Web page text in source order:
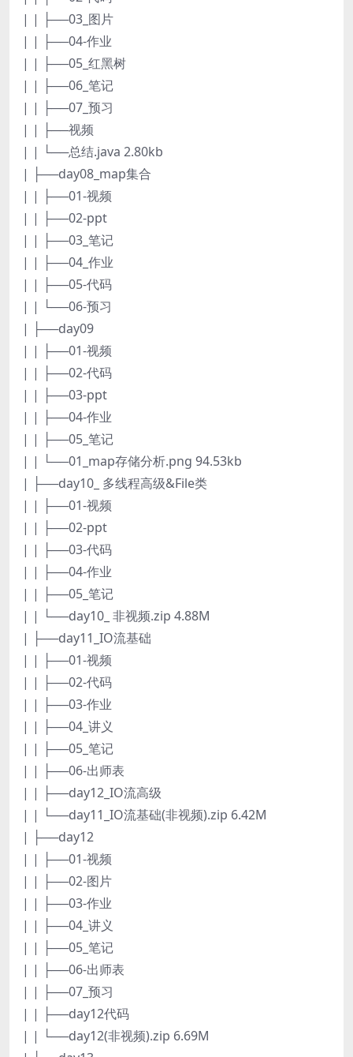
| | ├──03_图片
| | ├──04-作业
| | ├──05_红黑树
| | ├──06_笔记
| | ├──07_预习
| | ├──视频
| | └──总结.java 2.80kb
| ├──day08_map集合
| | ├──01-视频
| | ├──02-ppt
| | ├──03_笔记
| | ├──04_作业
| | ├──05-代码
| | └──06-预习
| ├──day09
| | ├──01-视频
| | ├──02-代码
| | ├──03-ppt
| | ├──04-作业
| | ├──05_笔记
| | └──01_map存储分析.png 94.53kb
| ├──day10_ 多线程高级&File类
| | ├──01-视频
| | ├──02-ppt
| | ├──03-代码
| | ├──04-作业
| | ├──05_笔记
| | └──day10_ 非视频.zip 4.88M
| ├──day11_IO流基础
| | ├──01-视频
| | ├──02-代码
| | ├──03-作业
| | ├──04_讲义
| | ├──05_笔记
| | ├──06-出师表
| | ├──day12_IO流高级
| | └──day11_IO流基础(非视频).zip 6.42M
| ├──day12
| | ├──01-视频
| | ├──02-图片
| | ├──03-作业
| | ├──04_讲义
| | ├──05_笔记
| | ├──06-出师表
| | ├──07_预习
| | ├──day12代码
| | └──day12(非视频).zip 6.69M